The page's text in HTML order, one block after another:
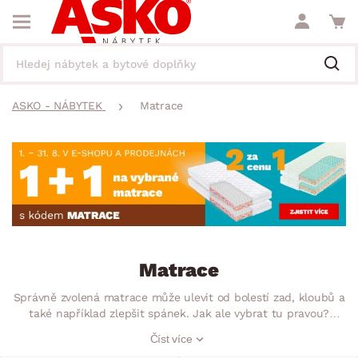
ASKO - NÁBYTEK Matrace
Matrace
Správně zvolená matrace může ulevit od bolestí zad, kloubů a
také například zlepšit spánek. Jak ale vybrat tu pravou?
třeba 180×200, proto vybírejte podle dalších důležitých
Číst více